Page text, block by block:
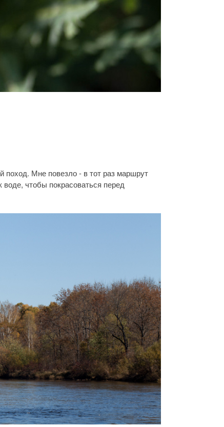
поход. Мне повезло - в тот раз маршрут
воде, чтобы покрасоваться перед